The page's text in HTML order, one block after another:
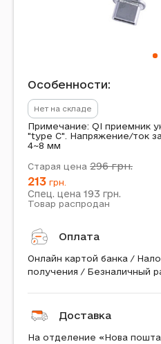
Особенности:
Нет на складе
Примечание: QI приемник
"type C". Напряжение/ток
4~8 мм
Старая цена 296грн.
213 грн.
Спец. цена 193 грн.
Товар распродан
Оплата
Онлайн картой банка /
получения / Безналичный
Доставка
На отделение «Нова